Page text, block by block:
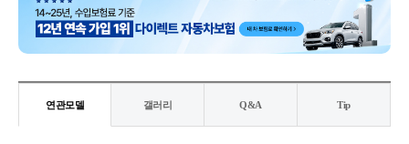
연관모델 갤러리 Q&A Tip